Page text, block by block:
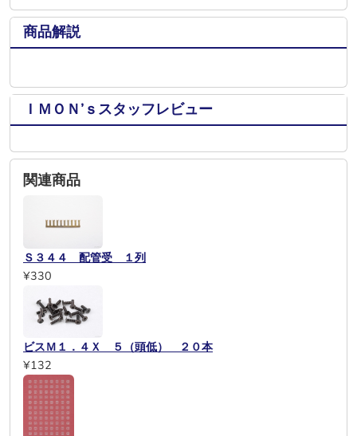
商品解説
ＩＭＯＮ’ｓスタッフレビュー
関連商品
Ｓ３４４ 配管受 １列
¥330
ビスＭ１．４Ｘ ５（頭低） ２０本
¥132